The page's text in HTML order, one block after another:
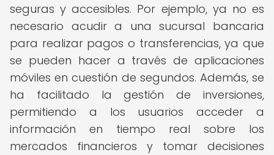
seguras y accesibles. Por ejemplo, ya no es
necesario acudir a una sucursal bancaria
para realizar pagos o transferencias, ya que
se pueden hacer a través de aplicaciones
móviles en cuestión de segundos. Además, se
ha facilitado la gestión de inversiones,
permitiendo a los usuarios acceder a
información en tiempo real sobre los
mercados financieros y tomar decisiones